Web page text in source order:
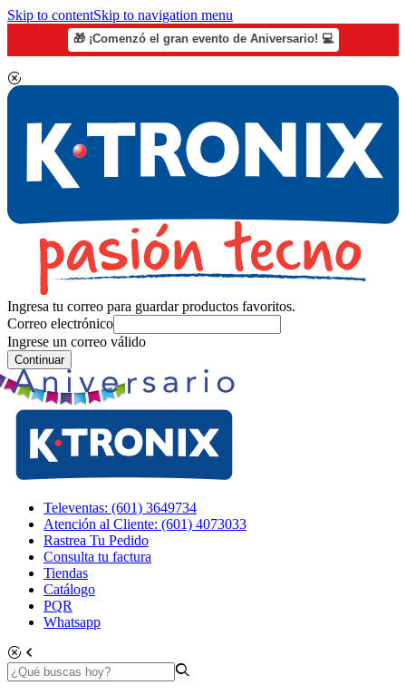
Skip to contentSkip to navigation menu
🎁 ¡Comenzó el gran evento de Aniversario! 💻
Ingresa tu correo para guardar productos favoritos.
Correo electrónico
Ingrese un correo válido
Continuar
Televentas: (601) 3649734
Atención al Cliente: (601) 4073033
Rastrea Tu Pedido
Consulta tu factura
Tiendas
Catálogo
PQR
Whatsapp